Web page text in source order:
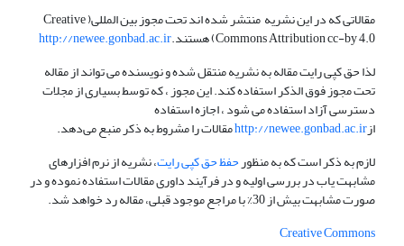
مقالاتی که در این نشریه منتشر شده اند تحت مجوز بین المللی( Creative
Commons Attribution cc-by 4.0) هستند.
http://newee.gonbad.ac.ir
لذا حق کپی رایت مقاله به نشریه منتقل شده و نویسنده می تواند از مقاله
تحت مجوز فوق الذکر استفاده کند. این مجوز ، که توسط بسیاری از مجلات
دسترسی آزاد استفاده می شود ، اجازه استفاده
ازhttp://newee.gonbad.ac.irمقالات را مشروط به ذکر منبع می‌دهد.
لازم به ذکر است که به منظورحفظ حق کپی رایت، نشریه از نرم افزارهای
مشابهت یاب در بررسی اولیه و در فرآیند داوری مقالات استفاده نموده و در
صورت مشابهت بیش از 30% با مراجع موجود قبلی، مقاله رد خواهد شد.
Creative Commons